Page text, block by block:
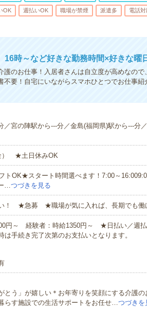
OK 週払いOK 職場が禁煙 派遣多 電話対
時～など好きな勤務時間×好きな曜
のお仕事！入居者さんは自立度が高めなので
要！自宅にいながらスマホひとつでお仕事紹
／宮の陣駅から---分／金島(福岡県)駅から---分
） ★土日休みOK
トOK★スタート時間選べます！7:00～
…つづきを見る
！ ★急募 ★職場が気に入れば、長期でも働
円～ 経験者：時給1350円～ ★日払い／週払
手続き完了次第のお支払いとなります。
とう」が嬉しい＊お年寄りを笑顔にする介護
らす施設での生活サポートをお任せ…つづきを